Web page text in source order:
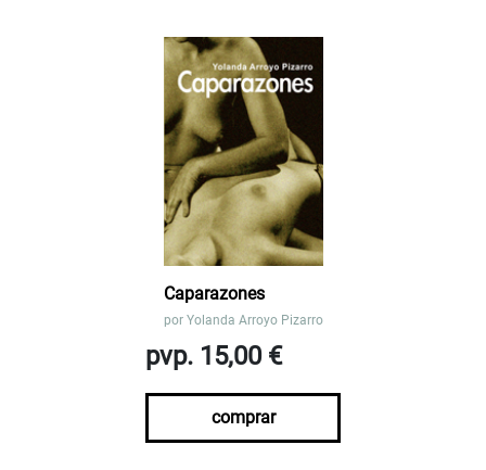
Caparazones
por Yolanda Arroyo Pizarro
pvp. 15,00 €
comprar